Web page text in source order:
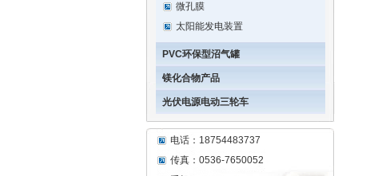
微孔膜
太阳能发电装置
PVC环保型沼气罐
镁化合物产品
光伏电源电动三轮车
电话：18754483737
传真：0536-7650052